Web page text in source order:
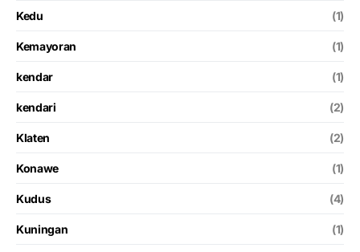
Kedu (1)
Kemayoran (1)
kendar (1)
kendari (2)
Klaten (2)
Konawe (1)
Kudus (4)
Kuningan (1)